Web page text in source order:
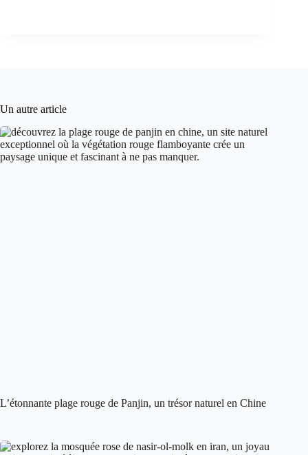
Un autre article
L’étonnante plage rouge de Panjin, un trésor naturel en Chine